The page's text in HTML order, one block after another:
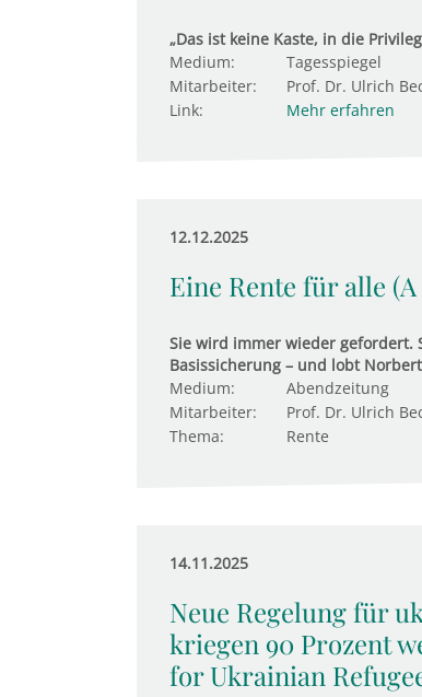
„Das ist keine Kaste, in die
Medium:
Tagesspiegel
Mitarbeiter:
Prof. Dr. Ulrich
Link:
Mehr erfahren
12.12.2025
Eine Rente für alle
Sie wird immer wieder gefordert.
Basissicherung – und lobt
Medium:
Abendzeitung
Mitarbeiter:
Prof. Dr. Ulrich
Thema:
Rente
14.11.2025
Neue Regelung für
kriegen 90 Prozent
for Ukrainian